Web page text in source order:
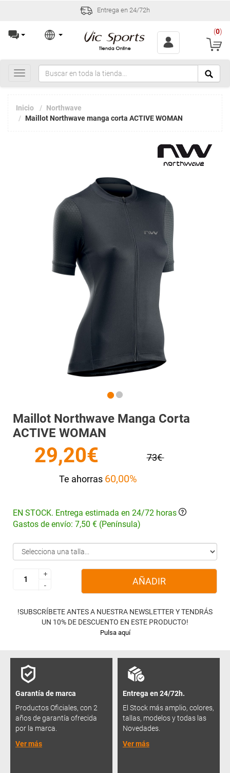
Entrega en 24/72h
(0)
Toggle
navigation
Inicio
Northwave
Maillot Northwave manga corta ACTIVE WOMAN
Maillot Northwave Manga Corta
ACTIVE WOMAN
29,20€
73€
Te ahorras 60,00%
EN STOCK. Entrega estimada en 24/72 horas
Gastos de envío: 7,50 € (Península)
+
-
+
-
AÑADIR
!SUBSCRÍBETE ANTES A NUESTRA NEWSLETTER Y TENDRÁS
UN 10% DE DESCUENTO EN ESTE PRODUCTO!
Pulsa aquí
Garantía de marca
Productos Oficiales, con 2
años de garantía ofrecida
por la marca.
Ver más
Entrega en 24/72h.
El Stock más amplio, colores,
tallas, modelos y todas las
Novedades.
Ver más